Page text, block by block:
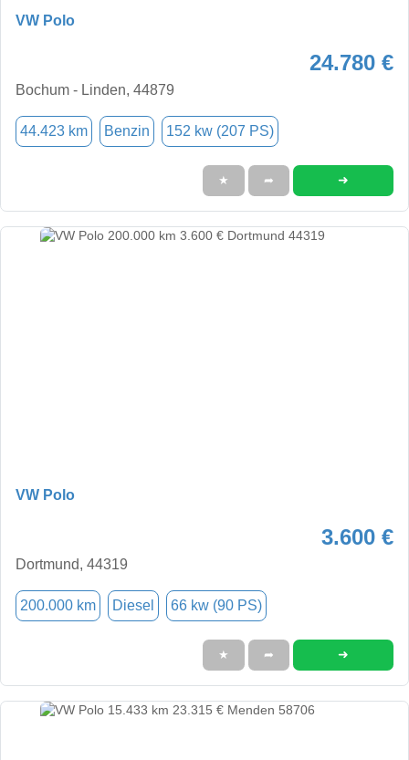
VW Polo
24.780 €
Bochum - Linden, 44879
44.423 km Benzin 152 kw (207 PS)
★ ➦ ➜
VW Polo
3.600 €
Dortmund, 44319
200.000 km Diesel 66 kw (90 PS)
★ ➦ ➜